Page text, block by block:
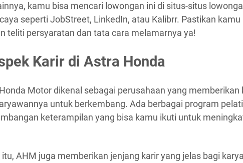
kamu bisa mencari lowongan ini di situs-situs
seperti JobStreet, LinkedIn, atau Kalibrr. Pastikan
teliti persyaratan dan tata cara melamarnya ya!
Karir di Astra Honda
Motor dikenal sebagai perusahaan yang
untuk berkembang. Ada berbagai program
keterampilan yang bisa kamu ikuti untuk
itu, AHM juga memberikan jenjang karir yang jelas bagi